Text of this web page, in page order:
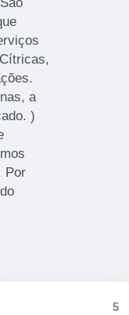
a
)
Por
5